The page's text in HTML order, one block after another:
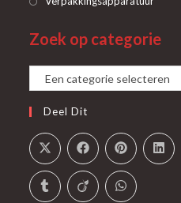
een
tab
Zoek op categorie
Een
categorie
selecteren
Deel Dit